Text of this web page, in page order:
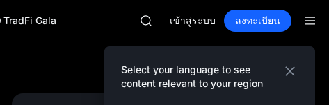
Gala
AAOI
SPCX พุ่งแม้ล็อกอัปหมดอายุ
GOLD(XAU)
เข้าสู่ระบบ ลงทะเบียน
Select your language to see
content relevant to your region